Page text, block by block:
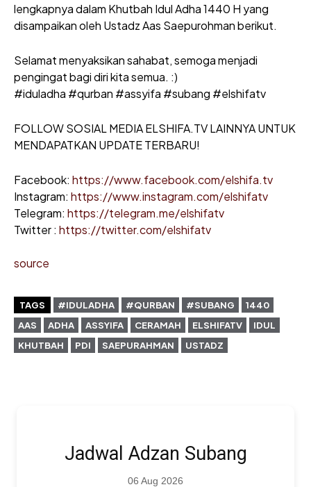
lengkapnya dalam Khutbah Idul Adha 1440 H yang
disampaikan oleh Ustadz Aas Saepurohman berikut.
Selamat menyaksikan sahabat, semoga menjadi
pengingat bagi diri kita semua. :)
#iduladha #qurban #assyifa #subang #elshifatv
FOLLOW SOSIAL MEDIA ELSHIFA.TV LAINNYA UNTUK
MENDAPATKAN UPDATE TERBARU!
Facebook: https://www.facebook.com/elshifa.tv
Instagram: https://www.instagram.com/elshifatv
Telegram: https://telegram.me/elshifatv
Twitter : https://twitter.com/elshifatv
source
TAGS #IDULADHA #QURBAN #SUBANG
1440
AAS
ADHA ASSYIFA CERAMAH ELSHIFATV
IDUL
KHUTBAH
PDI SAEPURAHMAN USTADZ
Jadwal Adzan Subang
06 Aug 2026